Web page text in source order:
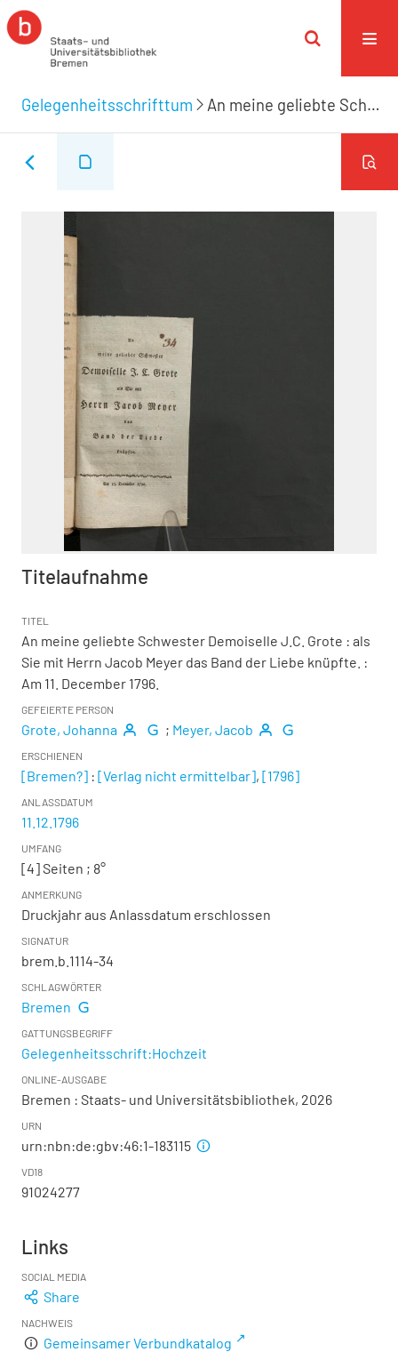
Gelegenheitsschrifttum An meine geliebte Schwester Demoiselle J.C. Grote
Titelaufnahme
TITEL
An meine geliebte Schwester Demoiselle J.C. Grote : als
Sie mit Herrn Jacob Meyer das Band der Liebe knüpfte. :
Am 11. December 1796.
GEFEIERTE PERSON
Grote, Johanna ; Meyer, Jacob
ERSCHIENEN
[Bremen?] : [Verlag nicht ermittelbar], [1796]
ANLASSDATUM
11.12.1796
UMFANG
[4] Seiten ; 8°
ANMERKUNG
Druckjahr aus Anlassdatum erschlossen
SIGNATUR
brem.b.1114-34
SCHLAGWÖRTER
Bremen
GATTUNGSBEGRIFF
Gelegenheitsschrift:Hochzeit
ONLINE-AUSGABE
Bremen : Staats- und Universitätsbibliothek, 2026
URN
urn:nbn:de:gbv:46:1-183115
VD18
91024277
Links
SOCIAL MEDIA
Share
NACHWEIS
Gemeinsamer Verbundkatalog